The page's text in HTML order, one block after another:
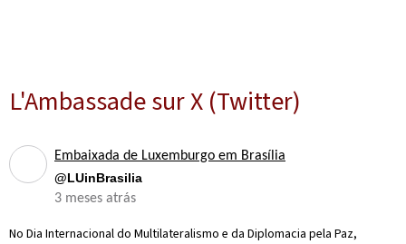
L'Ambassade sur X (Twitter)
Embaixada de Luxemburgo em Brasília
@LUinBrasilia
3 meses atrás
No Dia Internacional do Multilateralismo e da Diplomacia pela Paz,